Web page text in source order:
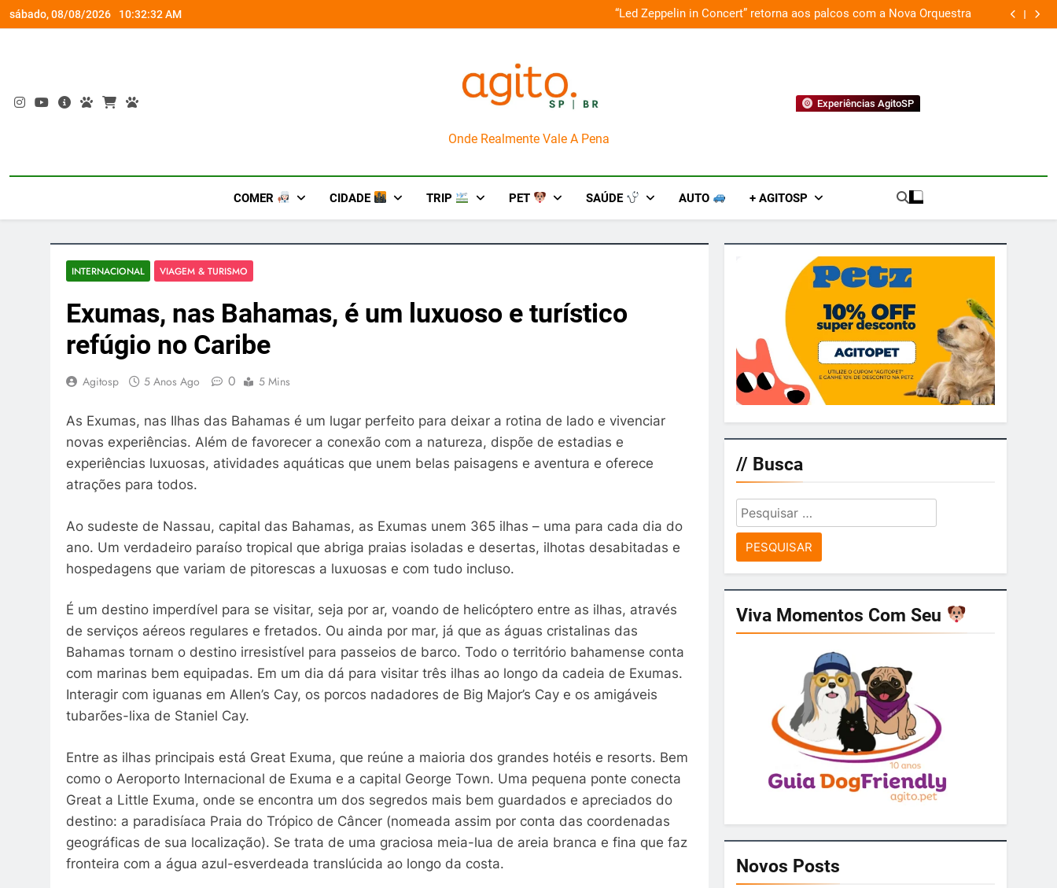
Skip
to
sábado, 08/08/2026 10:32:33 AM
ao diabetes “Led Zeppelin in Concert” retorna aos palcos com a Nova Orquestra Cobasi
AgitoSP
Onde Realmente Vale A Pena
Experiências AgitoSP
COMER CIDADE TRIP PET SAÚDE AUTO + AGITOSP
INTERNACIONAL VIAGEM & TURISMO
Exumas, nas Bahamas, é um luxuoso e turístico
refúgio no Caribe
Agitosp 5 Anos Ago 0 5 Mins
As Exumas, nas Ilhas das Bahamas é um lugar perfeito para deixar a rotina de lado e vivenciar
novas experiências. Além de favorecer a conexão com a natureza, dispõe de estadias e
experiências luxuosas, atividades aquáticas que unem belas paisagens e aventura e oferece
atrações para todos.
Ao sudeste de Nassau, capital das Bahamas, as Exumas unem 365 ilhas – uma para cada dia do
ano. Um verdadeiro paraíso tropical que abriga praias isoladas e desertas, ilhotas desabitadas e
hospedagens que variam de pitorescas a luxuosas e com tudo incluso.
É um destino imperdível para se visitar, seja por ar, voando de helicóptero entre as ilhas, através
de serviços aéreos regulares e fretados. Ou ainda por mar, já que as águas cristalinas das
Bahamas tornam o destino irresistível para passeios de barco. Todo o território bahamense conta
com marinas bem equipadas. Em um dia dá para visitar três ilhas ao longo da cadeia de Exumas.
Interagir com iguanas em Allen’s Cay, os porcos nadadores de Big Major’s Cay e os amigáveis
tubarões-lixa de Staniel Cay.
Entre as ilhas principais está Great Exuma, que reúne a maioria dos grandes hotéis e resorts. Bem
como o Aeroporto Internacional de Exuma e a capital George Town. Uma pequena ponte conecta
Great a Little Exuma, onde se encontra um dos segredos mais bem guardados e apreciados do
destino: a paradisíaca Praia do Trópico de Câncer (nomeada assim por conta das coordenadas
geográficas de sua localização). Se trata de uma graciosa meia-lua de areia branca e fina que faz
fronteira com a água azul-esverdeada translúcida ao longo da costa.
// Busca
Pesquisar
por:
Viva Momentos Com Seu
Novos Posts